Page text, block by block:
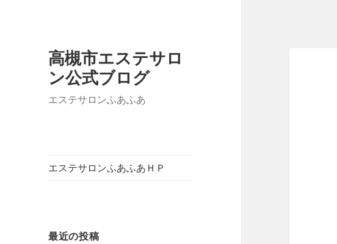
高槻市エステサロ
ン公式ブログ
エステサロンふあふあ
エステサロンふあふあＨＰ
最近の投稿